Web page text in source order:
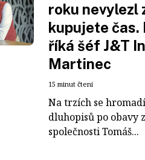
roku nevylezl
kupujete čas.
říká šéf J&T
Martinec
15 minut čtení
Na trzích se
dluhopisů po obavy
společnosti Tomáš...